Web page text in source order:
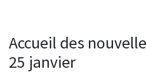
Accueil des
25 janvier